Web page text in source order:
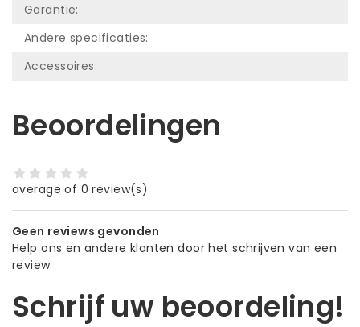
Garantie:
Andere specificaties:
Accessoires:
Beoordelingen
average of 0 review(s)
Geen reviews gevonden
Help ons en andere klanten door het schrijven van een
review
Schrijf uw beoordeling!